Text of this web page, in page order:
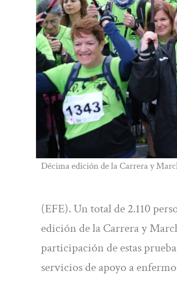
Décima edición de la Carrera y
(EFE). Un total de 2.110
edición de la Carrera y
participación de estas
servicios de apoyo a